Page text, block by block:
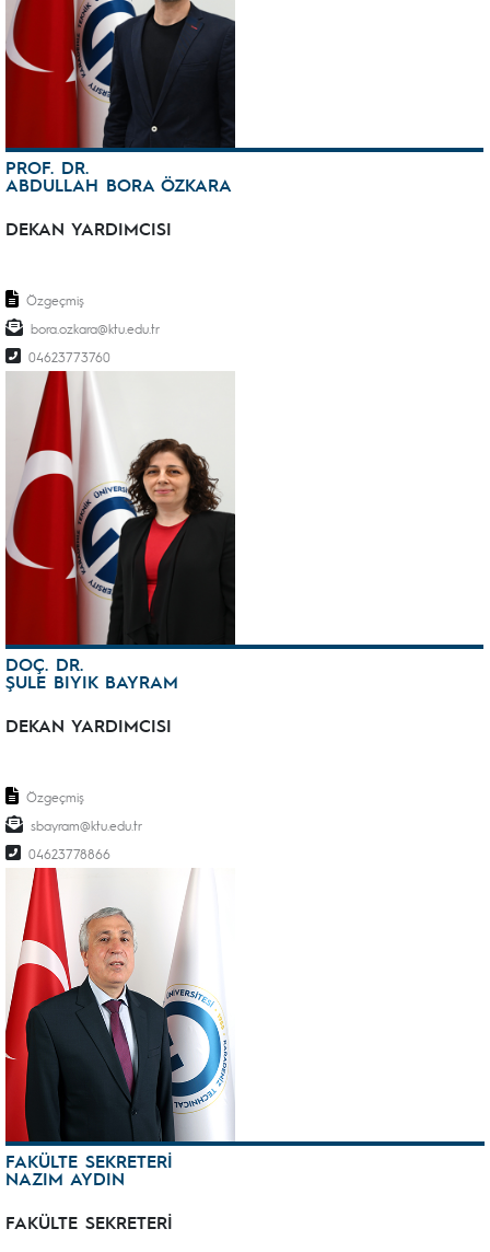
PROF. DR.
ABDULLAH BORA ÖZKARA
DEKAN YARDIMCISI
Özgeçmiş
bora.ozkara@ktu.edu.tr
04623773760
DOÇ. DR.
ŞULE BIYIK BAYRAM
DEKAN YARDIMCISI
Özgeçmiş
sbayram@ktu.edu.tr
04623778866
FAKÜLTE SEKRETERİ
NAZIM AYDIN
FAKÜLTE SEKRETERİ